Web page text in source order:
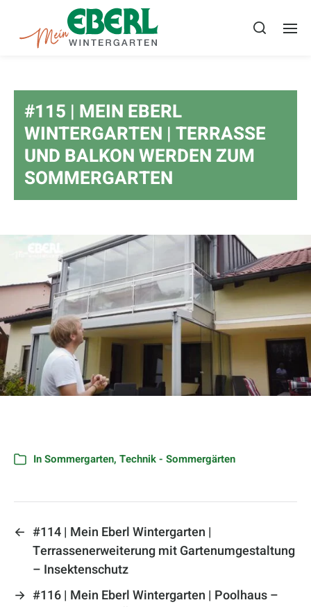
#115 | MEIN EBERL
WINTERGARTEN | TERRASSE
UND BALKON WERDEN ZUM
SOMMERGARTEN
InSommergarten, Technik - Sommergärten
← #114 | Mein Eberl Wintergarten |
Terrassenerweiterung mit Gartenumgestaltung
– Insektenschutz
→ #116 | Mein Eberl Wintergarten | Poolhaus –